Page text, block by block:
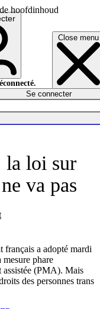
hoofdinhoud
Close menu
Se connecter
la loi sur
va pas
français a adopté mardi
phare
assistée (PMA). Mais
des personnes trans